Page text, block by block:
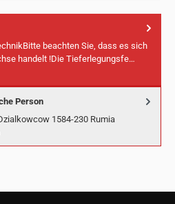
beachten Sie, dass es sich
handelt !Die Tieferlegungsfe…
Person
1584-230 Rumia